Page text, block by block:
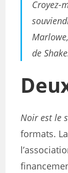
Croyez-
de
Noir est le
formats.